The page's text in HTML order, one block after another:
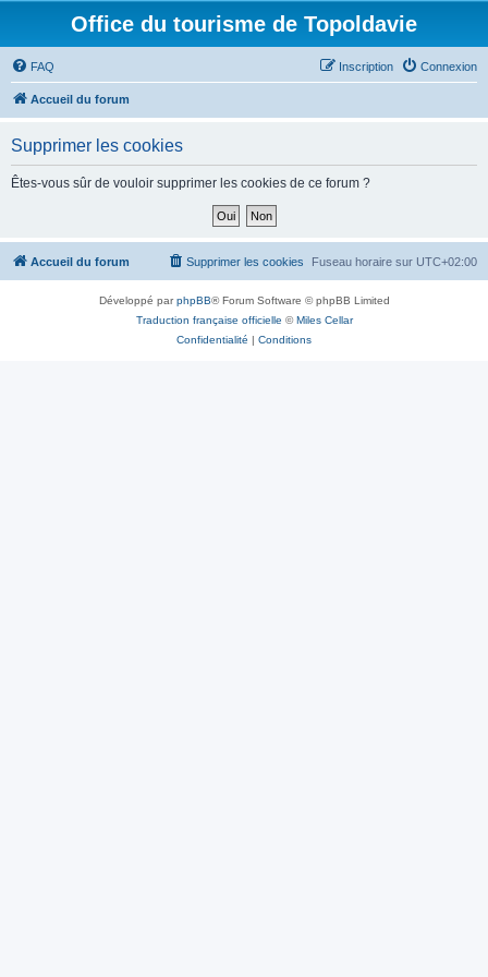
Office du tourisme de Topoldavie
FAQ Connexion
Inscription
Accueil du forum
Supprimer les cookies
Êtes-vous sûr de vouloir supprimer les cookies de ce forum ?
Accueil du forum Fuseau horaire sur UTC+02:00
Supprimer les cookies
Développé parphpBB® Forum Software © phpBB Limited
Traduction française officielle ©Miles Cellar
Confidentialité | Conditions